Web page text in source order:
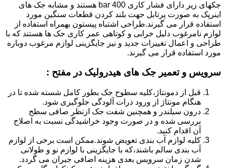
جکهای زیر دارای فشار کاری 400 bar هستند و مشابه جک های
اینرپک به صورت پرتابل جهت بلند کردن قطعات سنگین مورد
استفاده قرار می گیرند.طراحی اشتباه پیستون بهمراه استفاده از
لوازم نامرغوب دلیل خرابی و کوتاهی عمر کاری جک ها هستند که با
طراحی و اعمال تغییرات جدید و نیز جایگزینی لوازم مرغوب دوباره
مورد استفاده قرار می گیرند.
سرویس و تعمیر جک های هیدرولیک در مفتح :
قبل از دمونتاژ،کلیه سطوح جک بطور کامل شسته شده تا در
هنگام مونتاژ از ورود ذرات آلودگی جلوگیری شود.
درون سیلندر و همچنین شفت جک ازنظر صافی سطح
بررسی شده و در صورت وجود خراشیدگی نسبت به اصلاح
آن اقدام کنید.
کلیه لوازم آب بندی تعویض شوند.ممکن است برخی از لوازم
آب بندی سالم باشند،که با جایگزینی با لوازم نو و طولانی
شدن زمان سرویس بعدی هزینه اضافی جبران می گردد.